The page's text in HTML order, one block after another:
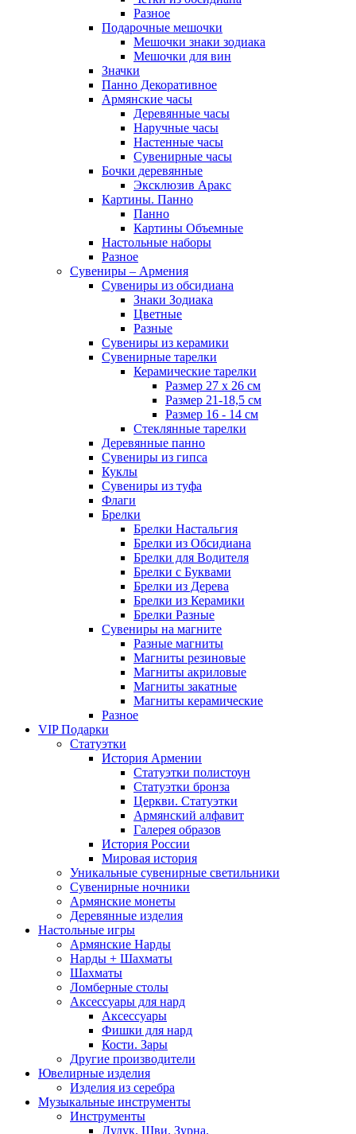
Разное
Подарочные мешочки
Мешочки знаки зодиака
Мешочки для вин
Значки
Панно Декоративное
Армянские часы
Деревянные часы
Наручные часы
Настенные часы
Сувенирные часы
Бочки деревянные
Эксклюзив Аракс
Картины. Панно
Панно
Картины Объемные
Настольные наборы
Разное
Сувениры – Армения
Сувениры из обсидиана
Знаки Зодиака
Цветные
Разные
Сувениры из керамики
Сувенирные тарелки
Керамические тарелки
Размер 27 х 26 см
Размер 21-18,5 см
Размер 16 - 14 см
Стеклянные тарелки
Деревянные панно
Сувениры из гипса
Куклы
Сувениры из туфа
Флаги
Брелки
Брелки Настальгия
Брелки из Обсидиана
Брелки для Водителя
Брелки с Буквами
Брелки из Дерева
Брелки из Керамики
Брелки Разные
Сувениры на магните
Разные магниты
Магниты резиновые
Магниты акриловые
Магниты закатные
Магниты керамические
Разное
VIP Подарки
Статуэтки
История Армении
Статуэтки полистоун
Статуэтки бронза
Церкви. Статуэтки
Армянский алфавит
Галерея образов
История России
Мировая история
Уникальные сувенирные светильники
Сувенирные ночники
Армянские монеты
Деревянные изделия
Настольные игры
Армянские Нарды
Нарды + Шахматы
Шахматы
Ломберные столы
Аксессуары для нард
Аксессуары
Фишки для нард
Кости. Зары
Другие производители
Ювелирные изделия
Изделия из серебра
Музыкальные инструменты
Инструменты
Дудук. Шви. Зурна.